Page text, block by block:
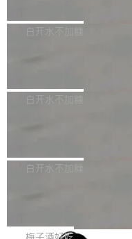
不得生成涉及安全性的关键
36个月。 公告显示，本次宇
员工参与设立的专项资产管
获配9...
Bug fixes and
一个回归问题，该问题导致
题，该问题可能导致在旧版
白开水不加糖
e 孵化器项目管理委员会（
P）！这一里程碑不仅标志
白开水不加糖
长期停止内容更新，未能实
提交的编辑请求也长期处于
白开水不加糖
是这样的：配